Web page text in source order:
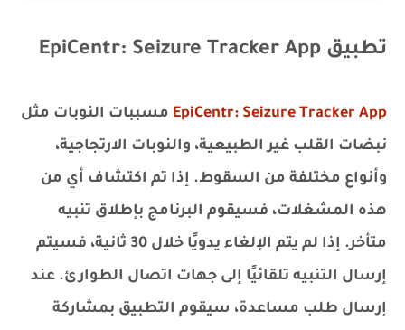
تطبيق EpiCentr: Seizure Tracker App
EpiCentr: Seizure Tracker App مسببات النوبات مثل
نبضات القلب غير الطبيعية، والنوبات الارتجاجية،
وأنواع مختلفة من السقوط. إذا تم اكتشاف أي من
هذه المشغلات، فسيقوم البرنامج بإطلاق تنبيه
متأخر. إذا لم يتم الإلغاء يدويًا خلال 30 ثانية، فسيتم
إرسال التنبيه تلقائيًا إلى جهات اتصال الطوارئ. عند
إرسال طلب مساعدة، سيقوم التطبيق بمشاركة